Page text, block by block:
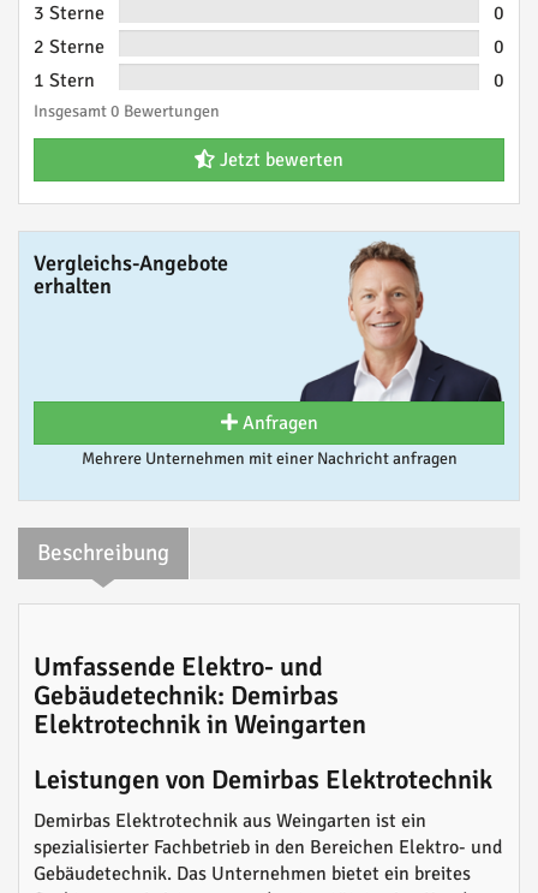
3 Sterne
0
2 Sterne
0
1 Stern
0
Insgesamt 0 Bewertungen
Jetzt bewerten
Vergleichs-Angebote
erhalten
Anfragen
Mehrere Unternehmen mit einer Nachricht anfragen
Beschreibung
Umfassende Elektro- und
Gebäudetechnik: Demirbas
Elektrotechnik in Weingarten
Leistungen von Demirbas Elektrotechnik
Demirbas Elektrotechnik aus Weingarten ist ein
spezialisierter Fachbetrieb in den Bereichen Elektro- und
Gebäudetechnik. Das Unternehmen bietet ein breites